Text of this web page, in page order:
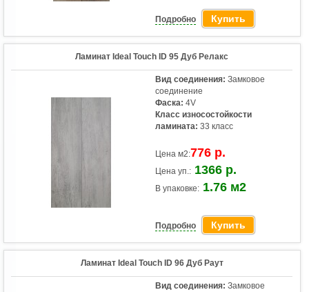
Подробно Купить
Ламинат Ideal Touch ID 95 Дуб Релакс
Вид соединения: Замковое
соединение
Фаска: 4V
Класс износостойкости
ламината: 33 класс
Цена м2:776 р.
Цена уп.: 1366 р.
В упаковке: 1.76 м2
Подробно Купить
Ламинат Ideal Touch ID 96 Дуб Раут
Вид соединения: Замковое